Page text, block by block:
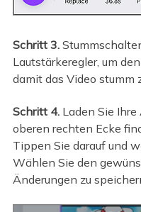
Schritt 3.
Lautstärkeregler, um
damit das Video stumm
Schritt 4.Laden Sie Ihre
oberen rechten Ecke
Tippen Sie darauf und
Wählen Sie den
Änderungen zu